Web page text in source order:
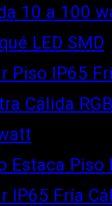
10 a 100
LED SMD
Piso IP65
Cálida
Estaca Piso
IP65 Fría